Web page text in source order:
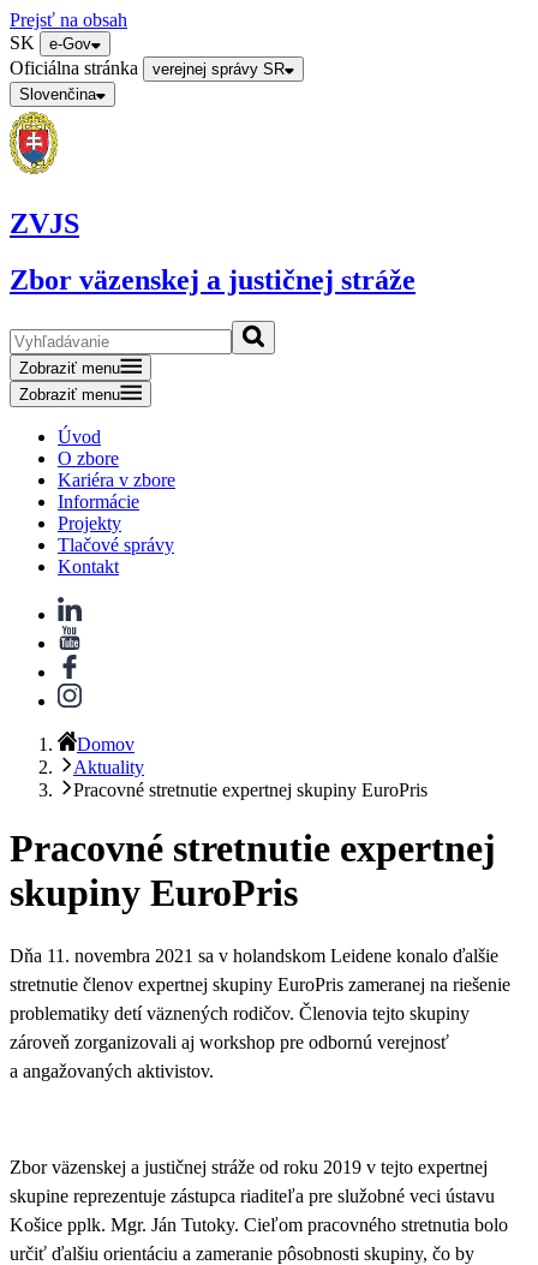
Prejsť na obsah
SK
e-Gov
Oficiálna stránka
verejnej správy SR
Slovenčina
ZVJS
Zbor väzenskej a justičnej stráže
Zobraziť menu
Zobraziť menu
Úvod
O zbore
Kariéra v zbore
Informácie
Projekty
Tlačové správy
Kontakt
Domov
Aktuality
Pracovné stretnutie expertnej skupiny EuroPris
Pracovné stretnutie expertnej
skupiny EuroPris
Dňa 11. novembra 2021 sa v holandskom Leidene konalo ďalšie
stretnutie členov expertnej skupiny EuroPris zameranej na riešenie
problematiky detí väznených rodičov. Členovia tejto skupiny
zároveň zorganizovali aj workshop pre odbornú verejnosť
a angažovaných aktivistov.
Zbor väzenskej a justičnej stráže od roku 2019 v tejto expertnej
skupine reprezentuje zástupca riaditeľa pre služobné veci ústavu
Košice pplk. Mgr. Ján Tutoky. Cieľom pracovného stretnutia bolo
určiť ďalšiu orientáciu a zameranie pôsobnosti skupiny, čo by